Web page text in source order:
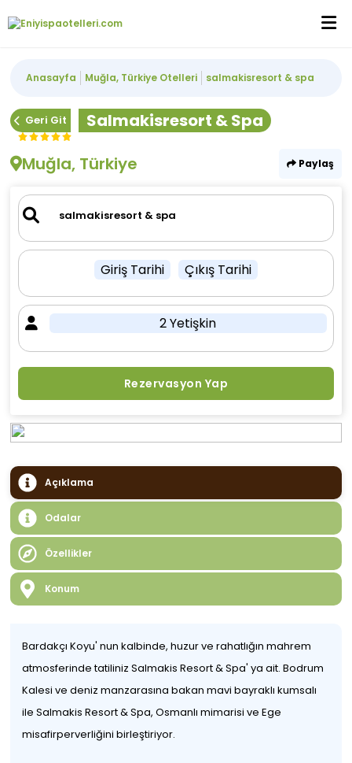
Anasayfa Muğla, Türkiye Otelleri salmakisresort & spa
Geri Git
Salmakisresort & Spa
Muğla, Türkiye
Paylaş
Giriş Tarihi Çıkış Tarihi
2 Yetişkin
Rezervasyon Yap
Açıklama
Odalar
Özellikler
Konum
Bardakçı Koyu' nun kalbinde, huzur ve rahatlığın mahrem
atmosferinde tatiliniz Salmakis Resort & Spa' ya ait. Bodrum
Kalesi ve deniz manzarasına bakan mavi bayraklı kumsalı
ile Salmakis Resort & Spa, Osmanlı mimarisi ve Ege
misafirperverliğini birleştiriyor.